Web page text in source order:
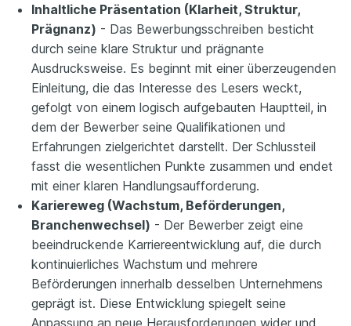
Inhaltliche Präsentation (Klarheit, Struktur,
Prägnanz) - Das Bewerbungsschreiben besticht
durch seine klare Struktur und prägnante
Ausdrucksweise. Es beginnt mit einer überzeugenden
Einleitung, die das Interesse des Lesers weckt,
gefolgt von einem logisch aufgebauten Hauptteil, in
dem der Bewerber seine Qualifikationen und
Erfahrungen zielgerichtet darstellt. Der Schlussteil
fasst die wesentlichen Punkte zusammen und endet
mit einer klaren Handlungsaufforderung.
Kariereweg (Wachstum, Beförderungen,
Branchenwechsel) - Der Bewerber zeigt eine
beeindruckende Karriereentwicklung auf, die durch
kontinuierliches Wachstum und mehrere
Beförderungen innerhalb desselben Unternehmens
geprägt ist. Diese Entwicklung spiegelt seine
Anpassung an neue Herausforderungen wider und